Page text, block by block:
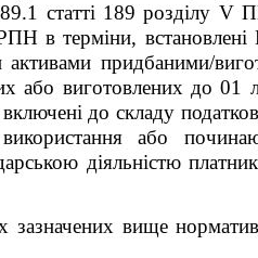
статті 189 розділу V
в терміни, встановлені
придбаними/
або виготовлених до
до складу
або
діяльністю
вище